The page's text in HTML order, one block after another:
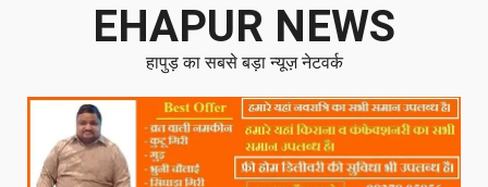
EHAPUR NEWS
हापुड़ का सबसे बड़ा न्यूज़ नेटवर्क